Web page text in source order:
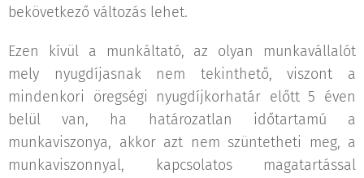
bekövetkező változás lehet.
Ezen kívül a munkáltató, az olyan munkavállalót
mely nyugdíjasnak nem tekinthető, viszont a
mindenkori öregségi nyugdíjkorhatár előtt 5 éven
belül van, ha határozatlan időtartamú a
munkaviszonya, akkor azt nem szüntetheti meg, a
munkaviszonnyal, kapcsolatos magatartással